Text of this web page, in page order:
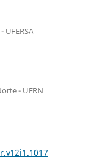
UFERSA
- UFRN